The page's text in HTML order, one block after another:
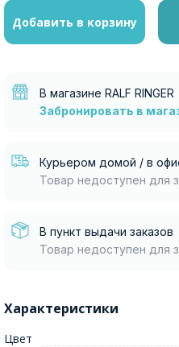
Добавить в корзину
В магазине RALF RINGER
Забронировать в
Курьером домой / в
Товар недоступен для
В пункт выдачи заказов
Товар недоступен для
Характеристики
Цвет